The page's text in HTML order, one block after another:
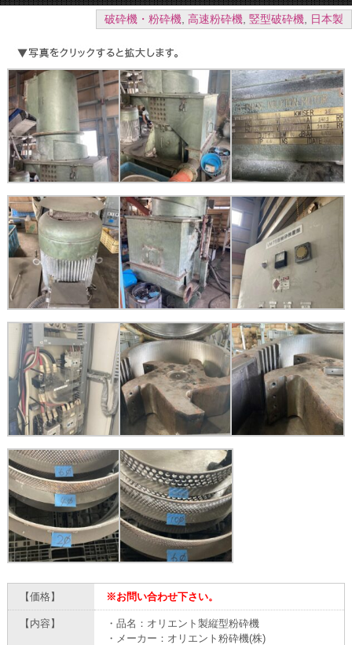
破砕機・粉砕機, 高速粉砕機, 竪型破砕機, 日本製
【価格】 ※お問い合わせ下さい。
【内容】
・品名：オリエント製縦型粉砕機
・メーカー：オリエント粉砕機(株)